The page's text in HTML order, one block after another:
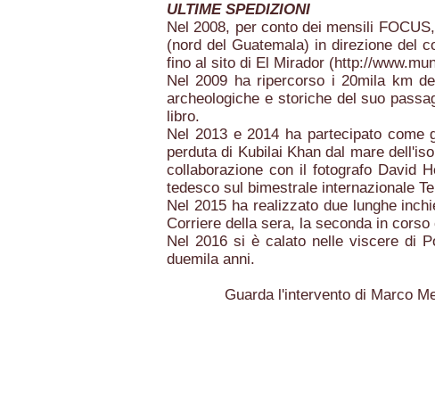
ULTIME SPEDIZIONI
Nel 2008, per conto dei mensili
(nord del Guatemala) in direzione del
fino al sito di El Mirador (http://
Nel 2009 ha ripercorso i 20mila km
archeologiche e storiche del suo
libro.
Nel 2013 e 2014 ha partecipato come
perduta di Kubilai Khan dal mare
collaborazione con il fotografo David
tedesco sul bimestrale internazionale
Nel 2015 ha realizzato due lunghe
Corriere della sera, la seconda in corso
Nel 2016 si è calato nelle viscere di
duemila anni.
Guarda l'intervento di Marco